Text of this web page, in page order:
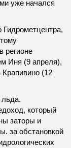
уже начался
регионе
Иня (9 апреля),
(12
который
заторы и
за обстановкой